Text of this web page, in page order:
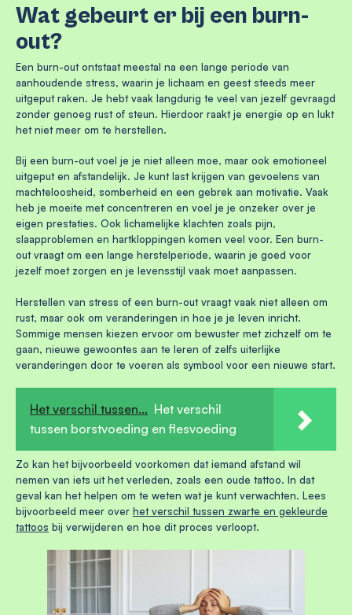
Wat gebeurt er bij een burn-
out?
Een burn-out ontstaat meestal na een lange periode van
aanhoudende stress, waarin je lichaam en geest steeds meer
uitgeput raken. Je hebt vaak langdurig te veel van jezelf gevraagd
zonder genoeg rust of steun. Hierdoor raakt je energie op en lukt
het niet meer om te herstellen.
Bij een burn-out voel je je niet alleen moe, maar ook emotioneel
uitgeput en afstandelijk. Je kunt last krijgen van gevoelens van
machteloosheid, somberheid en een gebrek aan motivatie. Vaak
heb je moeite met concentreren en voel je je onzeker over je
eigen prestaties. Ook lichamelijke klachten zoals pijn,
slaapproblemen en hartkloppingen komen veel voor. Een burn-
out vraagt om een lange herstelperiode, waarin je goed voor
jezelf moet zorgen en je levensstijl vaak moet aanpassen.
Herstellen van stress of een burn-out vraagt vaak niet alleen om
rust, maar ook om veranderingen in hoe je je leven inricht.
Sommige mensen kiezen ervoor om bewuster met zichzelf om te
gaan, nieuwe gewoontes aan te leren of zelfs uiterlijke
veranderingen door te voeren als symbool voor een nieuwe start.
Het verschil tussen... Het verschil
tussen borstvoeding en flesvoeding
Zo kan het bijvoorbeeld voorkomen dat iemand afstand wil
nemen van iets uit het verleden, zoals een oude tattoo. In dat
geval kan het helpen om te weten wat je kunt verwachten. Lees
bijvoorbeeld meer over het verschil tussen zwarte en gekleurde
tattoos bij verwijderen en hoe dit proces verloopt.